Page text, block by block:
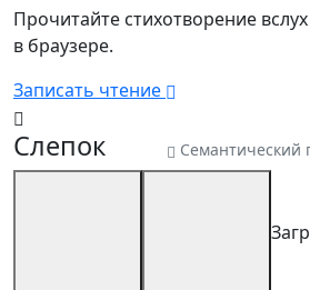
Прочитайте стихотворение
в браузере.
Записать чтение
Слепок Семантический